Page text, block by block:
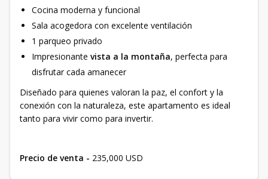
Cocina moderna y funcional
Sala acogedora con excelente ventilación
1 parqueo privado
Impresionante vista a la montaña, perfecta para
disfrutar cada amanecer
Diseñado para quienes valoran la paz, el confort y la
conexión con la naturaleza, este apartamento es ideal
tanto para vivir como para invertir.
Precio de venta - 235,000 USD